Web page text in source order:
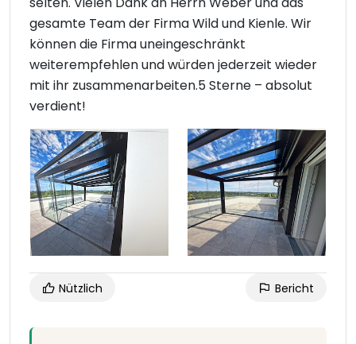
gesamte Team der Firma Wild und Kienle. Wir
können die Firma uneingeschränkt
weiterempfehlen und würden jederzeit wieder
mit ihr zusammenarbeiten.5 Sterne – absolut
verdient!
Nützlich Bericht